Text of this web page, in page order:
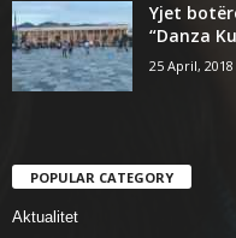
Yjet
“Danza
25 April, 2018
POPULAR CATEGORY
Aktualitet